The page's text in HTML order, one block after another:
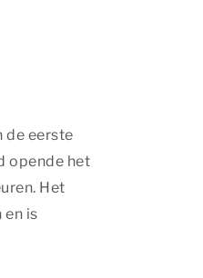
de eerste
opende het
Het
is